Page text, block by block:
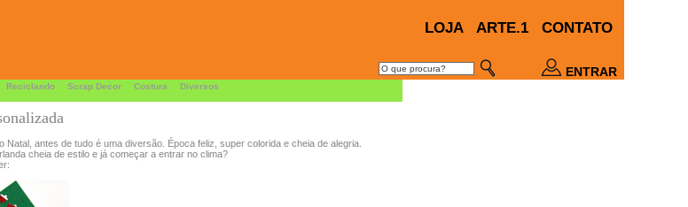
LOJA ARTE.1 CONTATO
ENTRAR
Reciclando Scrap Decor Costura Diversos
Natal, antes de tudo é uma diversão. Época feliz, super colorida e cheia de alegria.
cheia de estilo e já começar a entrar no clima?